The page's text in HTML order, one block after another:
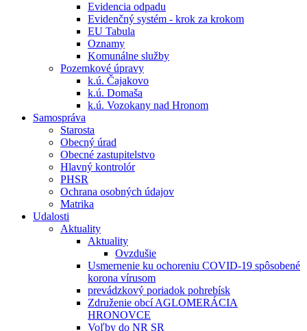
Evidencia odpadu
Evidenčný systém - krok za krokom
EU Tabula
Oznamy
Komunálne služby
Pozemkové úpravy
k.ú. Čajakovo
k.ú. Domaša
k.ú. Vozokany nad Hronom
Samospráva
Starosta
Obecný úrad
Obecné zastupitelstvo
Hlavný kontrolór
PHSR
Ochrana osobných údajov
Matrika
Udalosti
Aktuality
Aktuality
Ovzdušie
Usmernenie ku ochoreniu COVID-19 spôsobené
korona vírusom
prevádzkový poriadok pohrebísk
Združenie obcí AGLOMERÁCIA
HRONOVCE
Voľby do NR SR